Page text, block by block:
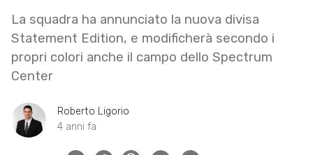
La squadra ha annunciato la nuova divisa
Statement Edition, e modificherà secondo i
propri colori anche il campo dello Spectrum
Center
Roberto Ligorio
4 anni fa